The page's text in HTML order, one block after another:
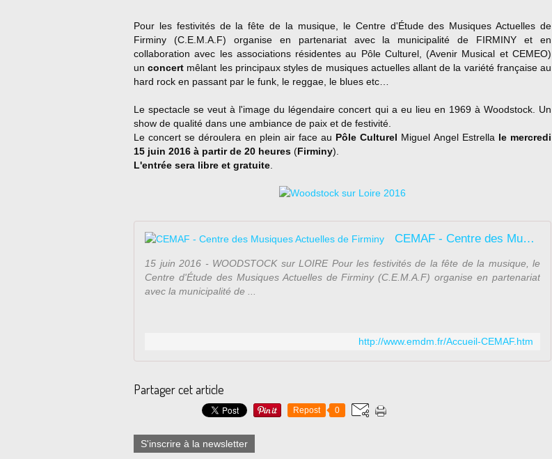
Pour les festivités de la fête de la musique, le Centre d'Étude des Musiques Actuelles de
Firminy (C.E.M.A.F) organise en partenariat avec la municipalité de FIRMINY et en
collaboration avec les associations résidentes au Pôle Culturel, (Avenir Musical et CEMEO)
unconcert mêlant les principaux styles de musiques actuelles allant de la variété française au
hard rock en passant par le funk, le reggae, le blues etc…
Le spectacle se veut à l'image du légendaire concert qui a eu lieu en 1969 à Woodstock. Un
show de qualité dans une ambiance de paix et de festivité.
Le concert se déroulera en plein air face au Pôle Culturel Miguel Angel Estrella le mercredi
15 juin 2016 à partir de 20 heures (Firminy).
L'entrée sera libre et gratuite
CEMAF - Centre des Musiques Actuelles de Firminy
15 juin 2016 - WOODSTOCK sur LOIRE Pour les festivités de la fête de la musique, le
Centre d'Étude des Musiques Actuelles de Firminy (C.E.M.A.F) organise en partenariat
avec la municipalité de ...
http://www.emdm.fr/Accueil-CEMAF.htm
Partager cet article
Repost 0
S'inscrire à la newsletter